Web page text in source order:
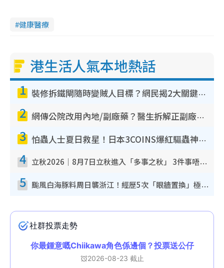
健康醫療
港生活人氣本地熱話
1 裝修拆鐵閘隨時變賊人目標？網民揭2大關鍵用途：裝新式等於白裝？附新舊鐵閘分別
2 網傳公院改用內地/副廠藥？醫生拆解正副廠分別 揭4類人換藥隨時出事
3 怕蟲人士夏日救星！日本3COINS爆紅驅蟲神器$45起 1招「全程免觸碰」輕鬆搞定小強
4 立秋2026｜8月7日立秋進入「多事之秋」 3件事唔做得！專家教6招開運 清枱頭／銀包納氣接好運
5 颱風白海豚料周日襲浙江！經歷5次「眼牆置換」極罕見 成登陸內地最長途颱風